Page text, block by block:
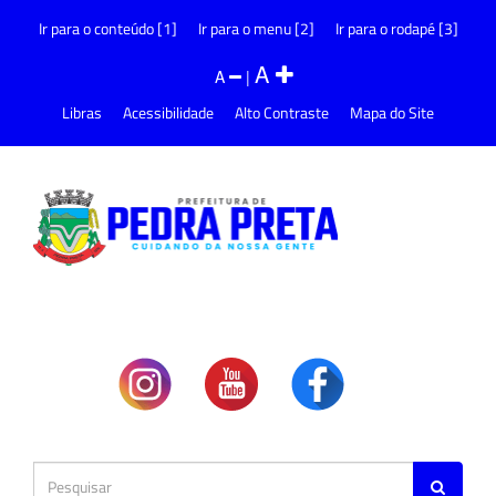
Ir para o conteúdo [1] Ir para o menu [2] Ir para o rodapé [3]
A |A
Libras Acessibilidade Alto Contraste Mapa do Site